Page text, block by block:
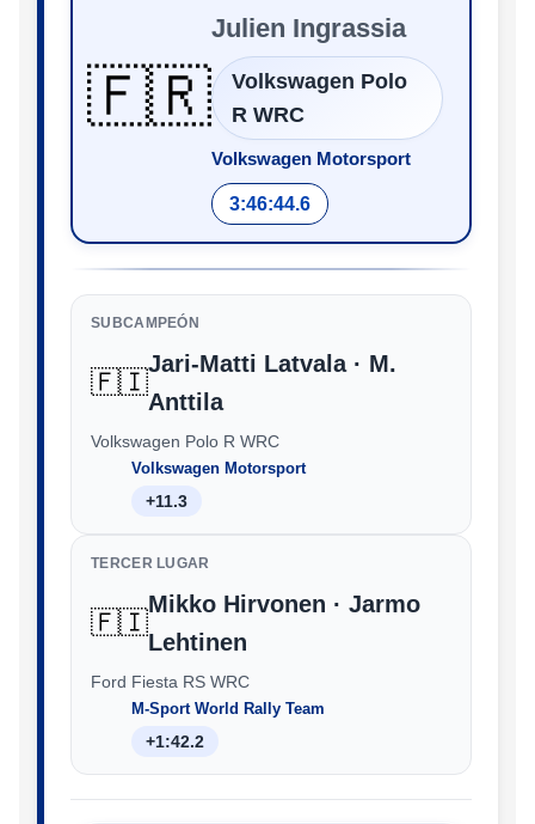
🇫🇷
Julien Ingrassia
Volkswagen Polo
R WRC
Volkswagen Motorsport
3:46:44.6
SUBCAMPEÓN
🇫🇮
Jari-Matti Latvala · M.
Anttila
Volkswagen Polo R WRC
Volkswagen Motorsport
+11.3
TERCER LUGAR
🇫🇮
Mikko Hirvonen · Jarmo
Lehtinen
Ford Fiesta RS WRC
M-Sport World Rally Team
+1:42.2